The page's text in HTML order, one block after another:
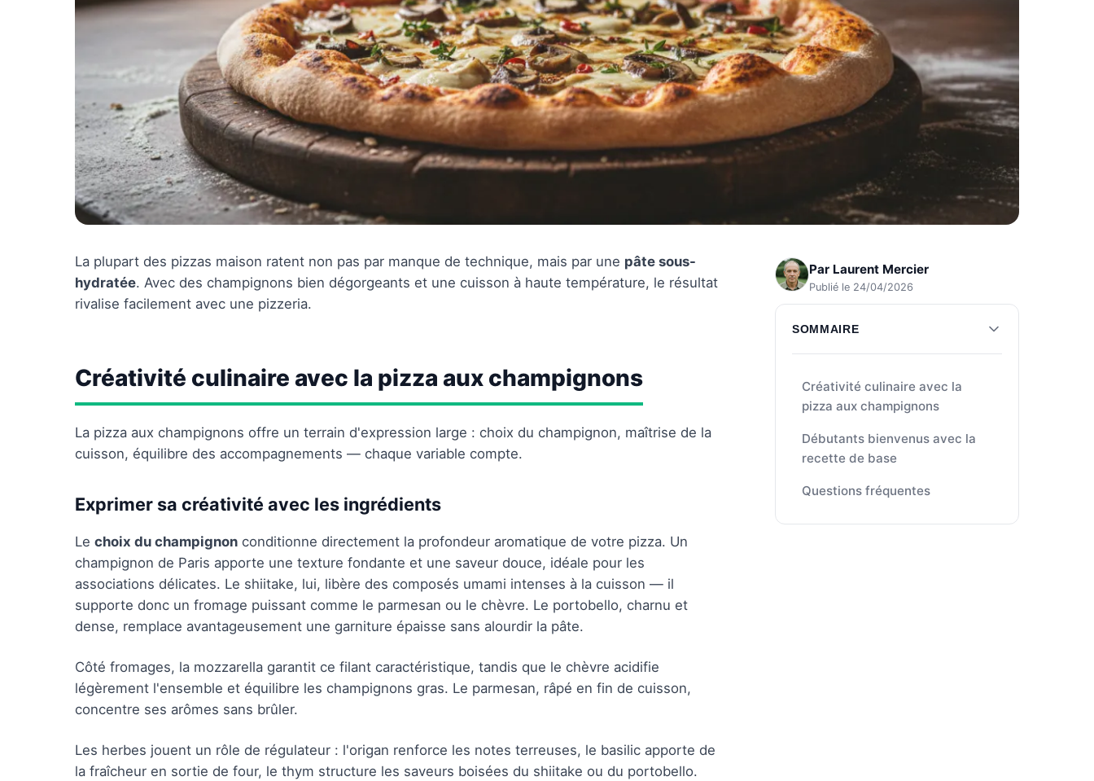
Par Laurent Mercier
Publié le 24/04/2026
SOMMAIRE
Créativité culinaire avec la
pizza aux champignons
Débutants bienvenus avec la
recette de base
Questions fréquentes
La plupart des pizzas maison ratent non pas par manque de technique, mais par une pâte sous-
hydratée. Avec des champignons bien dégorgeants et une cuisson à haute température, le résultat
rivalise facilement avec une pizzeria.
Créativité culinaire avec la pizza aux champignons
La pizza aux champignons offre un terrain d'expression large : choix du champignon, maîtrise de la
cuisson, équilibre des accompagnements — chaque variable compte.
Exprimer sa créativité avec les ingrédients
Le choix du champignon conditionne directement la profondeur aromatique de votre pizza. Un
champignon de Paris apporte une texture fondante et une saveur douce, idéale pour les
associations délicates. Le shiitake, lui, libère des composés umami intenses à la cuisson — il
supporte donc un fromage puissant comme le parmesan ou le chèvre. Le portobello, charnu et
dense, remplace avantageusement une garniture épaisse sans alourdir la pâte.
Côté fromages, la mozzarella garantit ce filant caractéristique, tandis que le chèvre acidifie
légèrement l'ensemble et équilibre les champignons gras. Le parmesan, râpé en fin de cuisson,
concentre ses arômes sans brûler.
Les herbes jouent un rôle de régulateur : l'origan renforce les notes terreuses, le basilic apporte de
la fraîcheur en sortie de four, le thym structure les saveurs boisées du shiitake ou du portobello.